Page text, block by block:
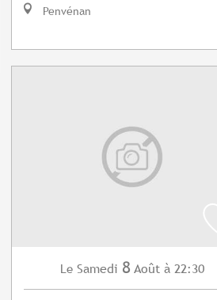
Penvénan
Le Samedi 8 Août à 22:30